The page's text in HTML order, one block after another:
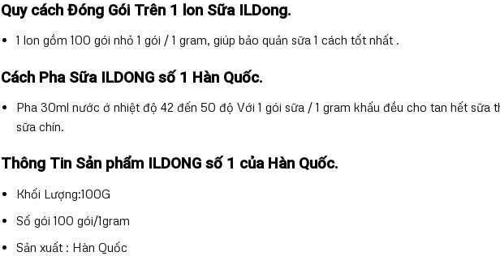
Quy cách Đóng Gói Trên 1 lon Sữa ILDong.
1 lon gồm 100 gói nhỏ 1 gói / 1 gram, giúp bảo quản sữa 1 cách tốt nhất .
Cách Pha Sữa ILDONG số 1 Hàn Quốc.
Pha 30ml nước ớ nhiệt độ 42 đến 50 độ Với 1 gói sữa / 1 gram khấu đều cho tan hết sữa
sữa chín.
Thông Tin Sản phẩm ILDONG số 1 của Hàn Quốc.
Khối Lượng:100G
Số gói 100 gói/1gram
Sản xuất : Hàn Quốc